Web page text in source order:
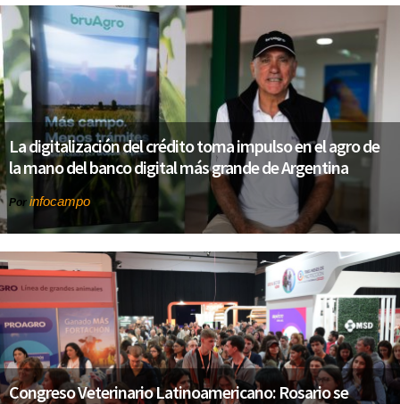
La digitalización del crédito toma impulso en el agro de
la mano del banco digital más grande de Argentina
Por infocampo
Congreso Veterinario Latinoamericano: Rosario se